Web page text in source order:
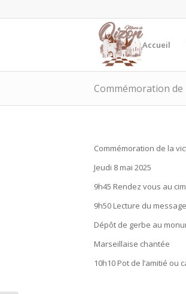
Accueil
Commémoration de
Commémoration de la
Jeudi 8 mai 2025
9h45 Rendez vous au
9h50 Lecture du
Dépôt de gerbe au
Marseillaise chantée
10h10 Pot de l’amitié